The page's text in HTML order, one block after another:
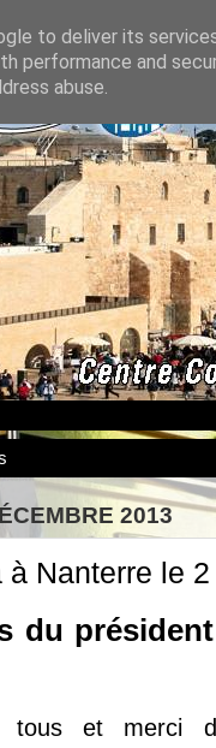
2013
à Nanterre le
du
tous et merci
to deliver its
performance and
abuse.